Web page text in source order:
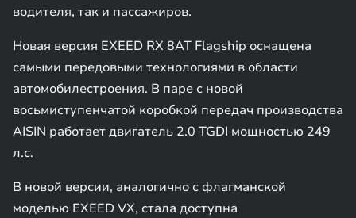
водителя, так и пассажиров.
Новая версия EXEED RX 8AT Flagship оснащена
самыми передовыми технологиями в области
автомобилестроения. В паре с новой
восьмиступенчатой коробкой передач производства
AISIN работает двигатель 2.0 TGDI мощностью 249
л.с.
В новой версии, аналогично с флагманской
моделью EXEED VX, стала доступна